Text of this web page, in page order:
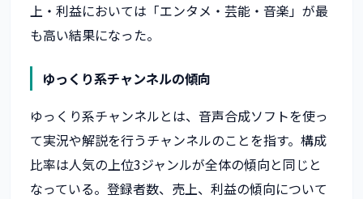
上・利益においては「エンタメ・芸能・音楽」が最
も高い結果になった。
ゆっくり系チャンネルの傾向
ゆっくり系チャンネルとは、音声合成ソフトを使っ
て実況や解説を行うチャンネルのことを指す。構成
比率は人気の上位3ジャンルが全体の傾向と同じと
なっている。登録者数、売上、利益の傾向について